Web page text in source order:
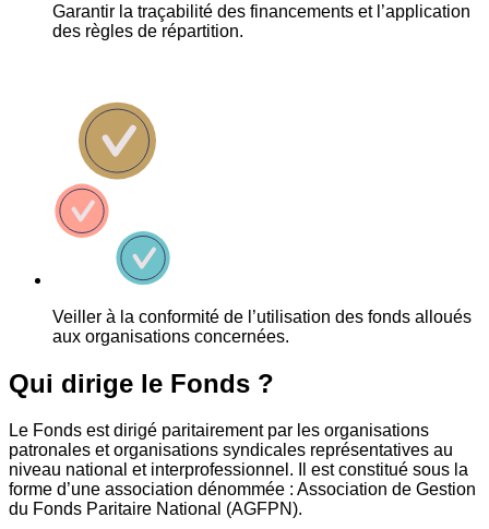
Garantir la traçabilité des financements et l’application
des règles de répartition.
Veiller à la conformité de l’utilisation des fonds alloués
aux organisations concernées.
Qui dirige le Fonds ?
Le Fonds est dirigé paritairement par les organisations
patronales et organisations syndicales représentatives au
niveau national et interprofessionnel. Il est constitué sous la
forme d’une association dénommée : Association de Gestion
du Fonds Paritaire National (AGFPN).